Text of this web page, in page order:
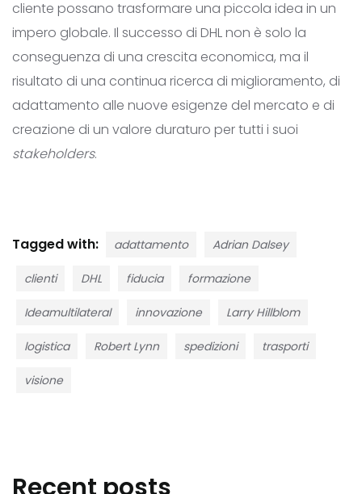
cliente possano trasformare una piccola idea in un
impero globale. Il successo di DHL non è solo la
conseguenza di una crescita economica, ma il
risultato di una continua ricerca di miglioramento, di
adattamento alle nuove esigenze del mercato e di
creazione di un valore duraturo per tutti i suoi
stakeholders.
Tagged with: adattamento Adrian Dalsey
clienti DHL fiducia formazione
Ideamultilateral innovazione Larry Hillblom
logistica Robert Lynn spedizioni trasporti
visione